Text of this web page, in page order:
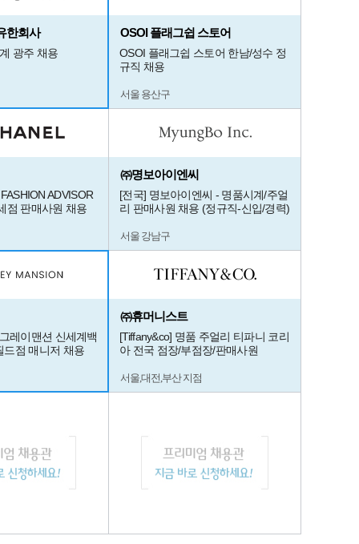
한회사
광주 채용
OSOI 플래그쉽 스토어
OSOI 플래그쉽 스토어 한남/성수 정
규직 채용
서울 용산구
ADVISOR
점 판매사원 채용
㈜명보아이엔씨
[전국] 명보아이엔씨 - 명품시계/주얼
리 판매사원 채용 (정규직-신입/경력)
서울 강남구
레이맨션 신세계백
드점 매니저 채용
㈜휴머니스트
[Tiffany&co] 명품 주얼리 티파니 코리
아 전국 점장/부점장/판매사원
서울,대전,부산 지점